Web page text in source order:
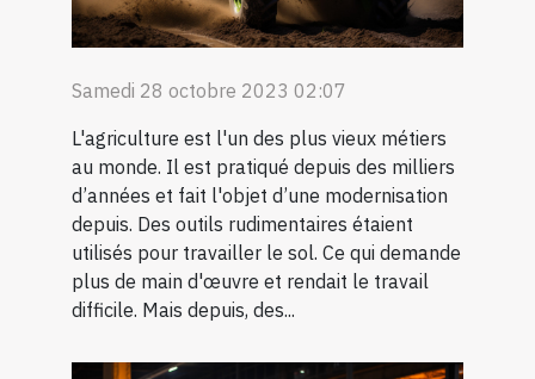
Samedi 28 octobre 2023 02:07
L'agriculture est l'un des plus vieux métiers
au monde. Il est pratiqué depuis des milliers
d’années et fait l'objet d’une modernisation
depuis. Des outils rudimentaires étaient
utilisés pour travailler le sol. Ce qui demande
plus de main d'œuvre et rendait le travail
difficile. Mais depuis, des...